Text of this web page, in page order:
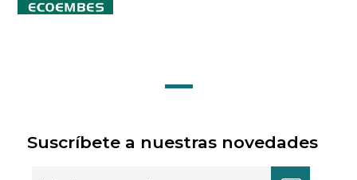
Suscríbete a nuestras novedades